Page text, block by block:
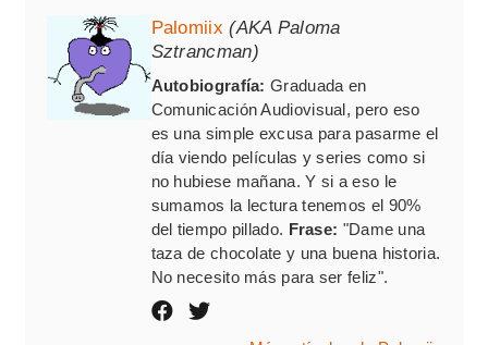
Palomiix (AKA Paloma
Sztrancman)
Autobiografía: Graduada en
Comunicación Audiovisual, pero eso
es una simple excusa para pasarme el
día viendo películas y series como si
no hubiese mañana. Y si a eso le
sumamos la lectura tenemos el 90%
del tiempo pillado. Frase: "Dame una
taza de chocolate y una buena historia.
No necesito más para ser feliz".